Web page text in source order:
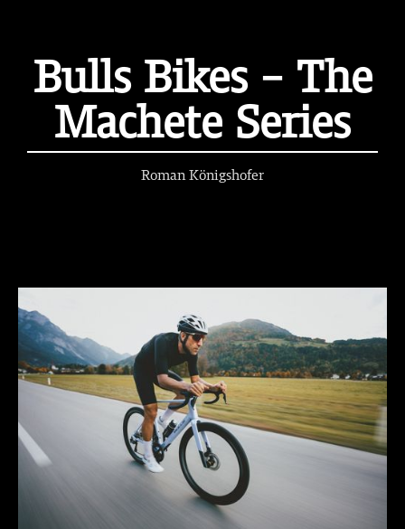
Bulls Bikes – The
Machete Series
Roman Königshofer